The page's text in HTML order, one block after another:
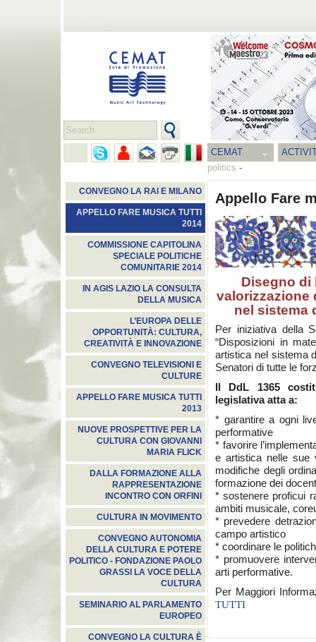
CEMAT
politics -
CONVEGNO LA RAI E MILANO
APPELLO FARE MUSICA TUTTI
2014
COMMISSIONE CAPITOLINA
SPECIALE POLITICHE
COMUNITARIE 2014
IN AGIS LAZIO LA CONSULTA
DELLA MUSICA
L’EUROPA DELLE
OPPORTUNITÀ: CULTURA,
CREATIVITÀ E INNOVAZIONE
CONVEGNO TELEVISIONI E
CULTURE
APPELLO FARE MUSICA TUTTI
2013
NUOVE PROSPETTIVE PER LA
CULTURA CON GIOVANNI
MARIA FLICK
DALLA FORMAZIONE ALLA
RAPPRESENTAZIONE
INCONTRO CON ORFINI
CULTURA IN MOVIMENTO
CONVEGNO AUTONOMIA
DELLA CULTURA E POTERE
POLITICO - FONDAZIONE PAOLO
GRASSI LA VOCE DELLA
CULTURA
SEMINARIO AL PARLAMENTO
EUROPEO
CONVEGNO LA CULTURA È
Appello Fare
Disegno di
valorizzazione
nel sistema
Per iniziativa della
“Disposizioni in
artistica nel sistema
Senatori di tutte le
Il DdL 1365
legislativa atta a:
* garantire a ogni
performative
* favorire
e artistica nelle sue
modifiche degli
formazione dei
* sostenere proficui
ambiti musicale,
* prevedere
campo artistico
* coordinare le
* promuovere
arti performative.
Per Maggiori
TUTTI